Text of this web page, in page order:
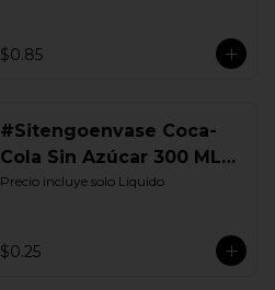
$0.85
#Sitengoenvase Coca-
Cola Sin Azúcar 300 ML.
Retornable
Precio incluye solo Liquido
$0.25